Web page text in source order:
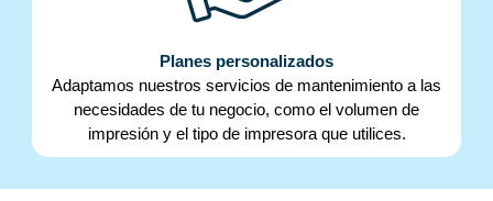
Planes personalizados
Adaptamos nuestros servicios de mantenimiento a las
necesidades de tu negocio, como el volumen de
impresión y el tipo de impresora que utilices.